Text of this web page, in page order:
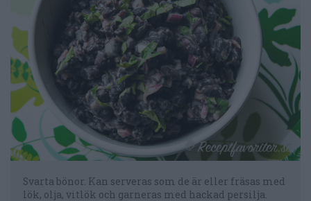
Svarta bönor. Kan serveras som de är eller fräsas med
lök, olja, vitlök och garneras med hackad persilja.